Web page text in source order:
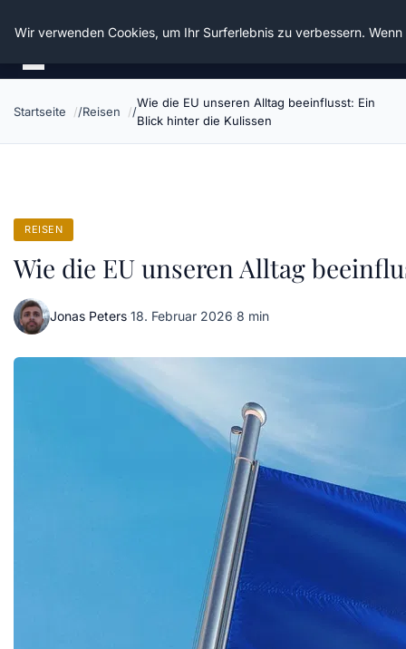
Die Schnitter
Startseite Reisen
Wie die EU unseren Alltag beeinflusst: Ein
Blick hinter die Kulissen
REISEN
Wie die EU unseren Alltag
Jonas Peters·18. Februar 2026·8 min
Wir verwenden Cookies, um Ihr Surferlebnis zu verbessern.